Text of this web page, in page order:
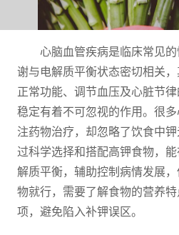
心脑血管疾病是临床常见
谢与电解质平衡状态密切相关
正常功能、调节血压及心脏节
稳定有着不可忽视的作用。很
注药物治疗，却忽略了饮食中
过科学选择和搭配高钾食物，
解质平衡，辅助控制病情发展
物就行，需要了解食物的营养
项，避免陷入补钾误区。